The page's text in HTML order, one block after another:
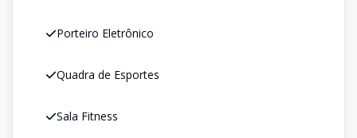
Porteiro Eletrônico
Quadra de Esportes
Sala Fitness